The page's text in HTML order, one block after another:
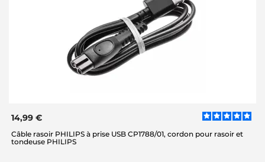
14,99 €
Câble rasoir PHILIPS à prise USB CP1788/01, cordon pour rasoir et
tondeuse PHILIPS